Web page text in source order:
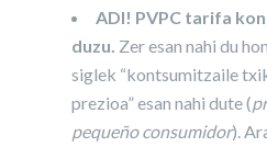
ADI! PVPC tarifa
duzu. Zer esan nahi du
siglek “kontsumitzaile
prezioa” esan nahi dute (
pequeño consumidor).